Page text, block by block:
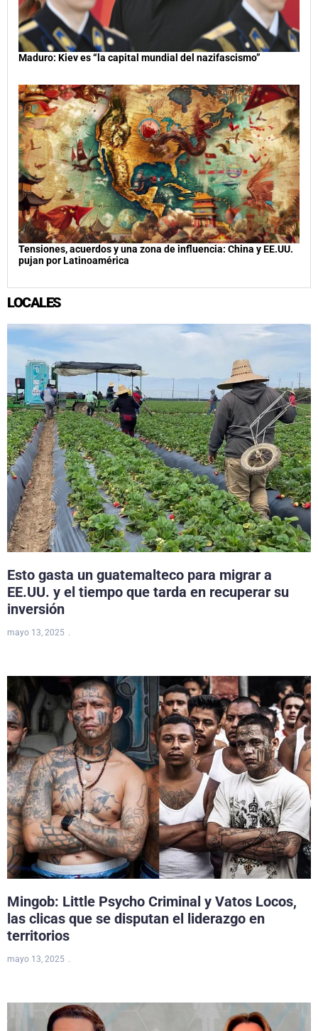
Maduro: Kiev es “la capital mundial del nazifascismo”
Tensiones, acuerdos y una zona de influencia: China y EE.UU.
pujan por Latinoamérica
LOCALES
Esto gasta un guatemalteco para migrar a
EE.UU. y el tiempo que tarda en recuperar su
inversión
mayo 13, 2025
Mingob: Little Psycho Criminal y Vatos Locos,
las clicas que se disputan el liderazgo en
territorios
mayo 13, 2025